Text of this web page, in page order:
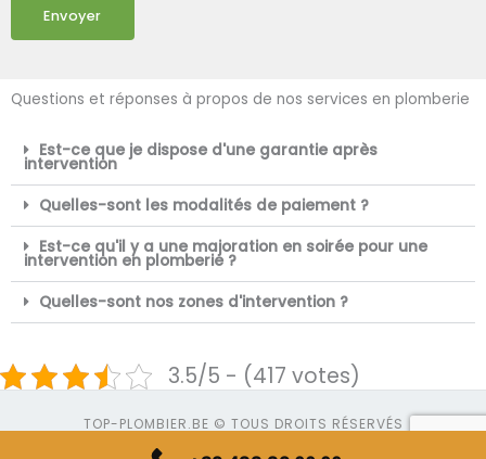
Envoyer
Questions et réponses à propos de nos services en plomberie
Est-ce que je dispose d'une garantie après
intervention
Quelles-sont les modalités de paiement ?
Est-ce qu'il y a une majoration en soirée pour une
intervention en plomberie ?
Quelles-sont nos zones d'intervention ?
3.5/5 - (417 votes)
TOP-PLOMBIER.BE © TOUS DROITS RÉSERVÉS